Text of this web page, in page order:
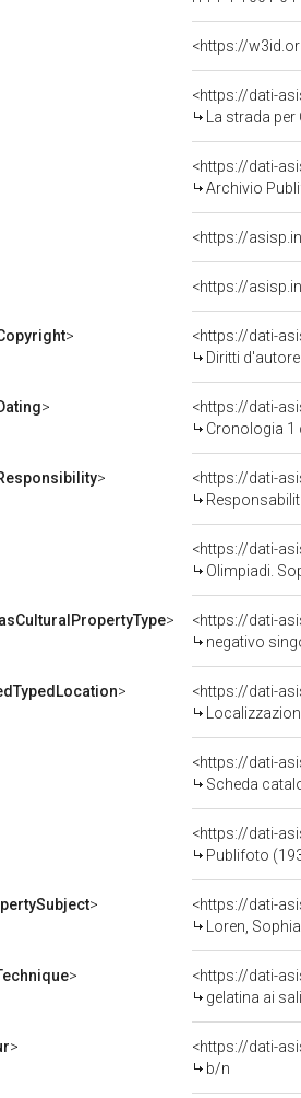
<https://
<https://dati-
La strada
<https://dati-
Archivio
<https://
>
<https://dati-
Diritti
>
<https://dati-
Cronologia 1
>
<https://dati-
<https://dati-
Olimpiadi.
>
<https://dati-
negativo
>
<https://dati-
<https://dati-
Scheda
<https://dati-
Publifoto
>
<https://dati-
Loren,
>
<https://dati-
gelatina ai
>
<https://dati-
b/n